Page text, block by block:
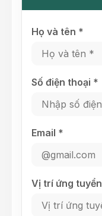
Họ và tên *
Số điện thoại *
Email *
Vị trí ứng